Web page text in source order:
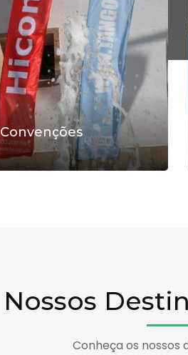
Convenções
Nossos
Conheça os nossos